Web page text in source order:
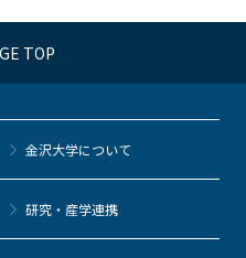
TOP
金沢大学について
研究・産学連携